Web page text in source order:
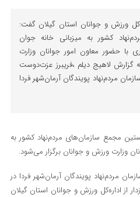
ورزش و جوانان استان گیلان گفت:
کشور به میزبانی خانه جوان
مهر ماه جاری با حضور معاون امور جوانان وزارت
گزارش لاهیج دیلم ،فریبرز عزت‌دوست
مردم‌نهاد پویندگان آرمان‌شهر فردا
مجمع سازمان‌های مردم‌نهاد کشور به
مردم‌نهاد پویندگان آرمان‌شهر فردا در
کرد: ۹۷ سازمان مردم‌نهاد مجوزدار از اداره‌کل ورزش و جوانان استان گیلان